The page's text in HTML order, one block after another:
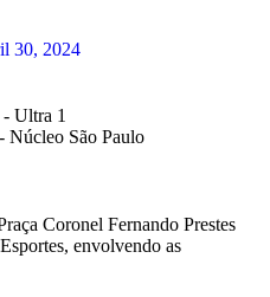
30, 2024
Núcleo São Paulo
Coronel Fernando Prestes
envolvendo as